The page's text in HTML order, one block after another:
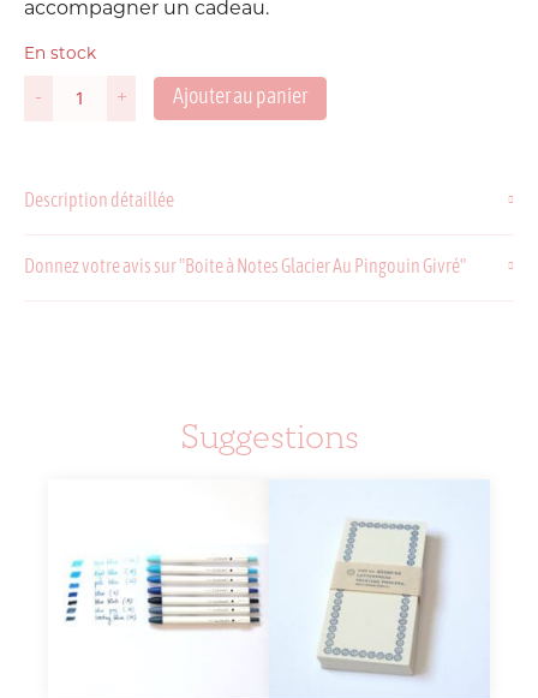
accompagner un cadeau.
En stock
-
quantité
Notes
Pingouin
+ Ajouter au panier
Description détaillée
Donnez votre avis sur "Boite à Notes Glacier Au Pingouin Givré"
Suggestions